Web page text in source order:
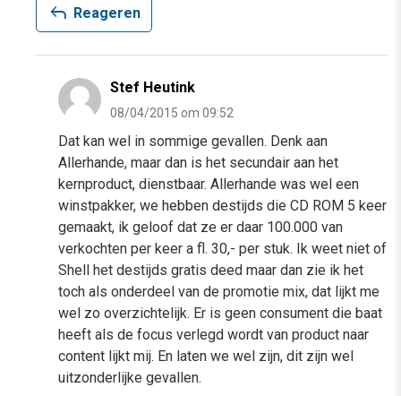
reply Reageren
Stef Heutink
08/04/2015 om 09:52
Dat kan wel in sommige gevallen. Denk aan
Allerhande, maar dan is het secundair aan het
kernproduct, dienstbaar. Allerhande was wel een
winstpakker, we hebben destijds die CD ROM 5 keer
gemaakt, ik geloof dat ze er daar 100.000 van
verkochten per keer a fl. 30,- per stuk. Ik weet niet of
Shell het destijds gratis deed maar dan zie ik het
toch als onderdeel van de promotie mix, dat lijkt me
wel zo overzichtelijk. Er is geen consument die baat
heeft als de focus verlegd wordt van product naar
content lijkt mij. En laten we wel zijn, dit zijn wel
uitzonderlijke gevallen.